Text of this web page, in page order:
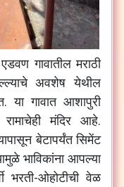
गावातील मराठी
अवशेष येथील
या गावात आशापुरी
मंदिर आहे.
बेटापर्यंत सिमेंट
भाविकांना आपल्या
भरती-ओहोटीची वेळ